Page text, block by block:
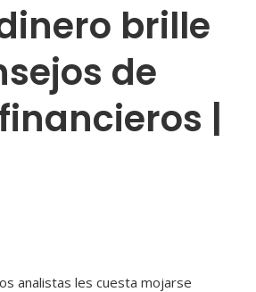
brille
de
|
analistas les cuesta mojarse